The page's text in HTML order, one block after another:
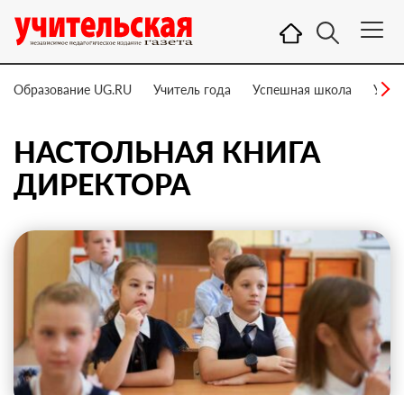
Образование UG.RU Учитель года Успешная школа
НАСТОЛЬНАЯ КНИГА
ДИРЕКТОРА